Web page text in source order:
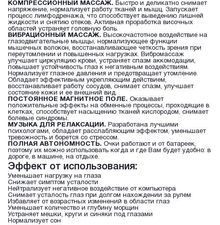
КОМПРЕССИОННЫЙ МАССАЖ. Быстро и деликатно снимает
напряжение, нормализует работу тканей и мышц. Запускает
процесс лимфодренажа, что способствует выведению лишней
жидкости и снятию отеков. Активная проработка височных
областей устраняет головную боль.
ВИБРАЦИОННЫЙ МАССАЖ. Высокочастотное воздействие на
глазодвигательные мышцы, нормализующее функции
мышечных волокон, восстанавливающее четкость зрения при
переутомлении и повышенных нагрузках. Вибромассаж
улучшает циркуляцию крови, устраняет спазм аккомодации,
повышает устойчивость глаз к негативным воздействиям.
Нормализует глазное давления и предотвращает утомление.
Обладает эффективным укрепляющим действием,
восстанавливает работу сосудов, снимает спазм, улучшает
состояние кожи и ее внешний вид.
ПОСТОЯННОЕ МАГНИТНОЕ ПОЛЕ. Оказывает
положительные эффекты на обменные процессы, проходящие в
клетках, способствует насыщению тканей кислородом, снимает
болевые синдромы.
МУЗЫКА ДЛЯ РЕЛАКСАЦИИ. Разработана лучшими
психологами, обладает расслабляющим эффектом, уменьшает
тревожность и борется со стрессом.
ПОЛНАЯ АВТОНОМНОСТЬ. Очки работают и от батареек,
поэтому их можно использовать когда и где Вам будет удобно: в
дороге, в машине, на отдыхе.
Эффект от использования:
Уменьшает нагрузку на глаза
Снижает симптом усталости
Нейтрализует негативное воздействие от компьютера
Снимает усталость глаз при долгом нахождении за рулем
Избавляет от возрастных изменений в области глаз
Уменьшает количество и глубину морщин
Устраняет мешки, круги и синяки под глазами
Нормализует сон